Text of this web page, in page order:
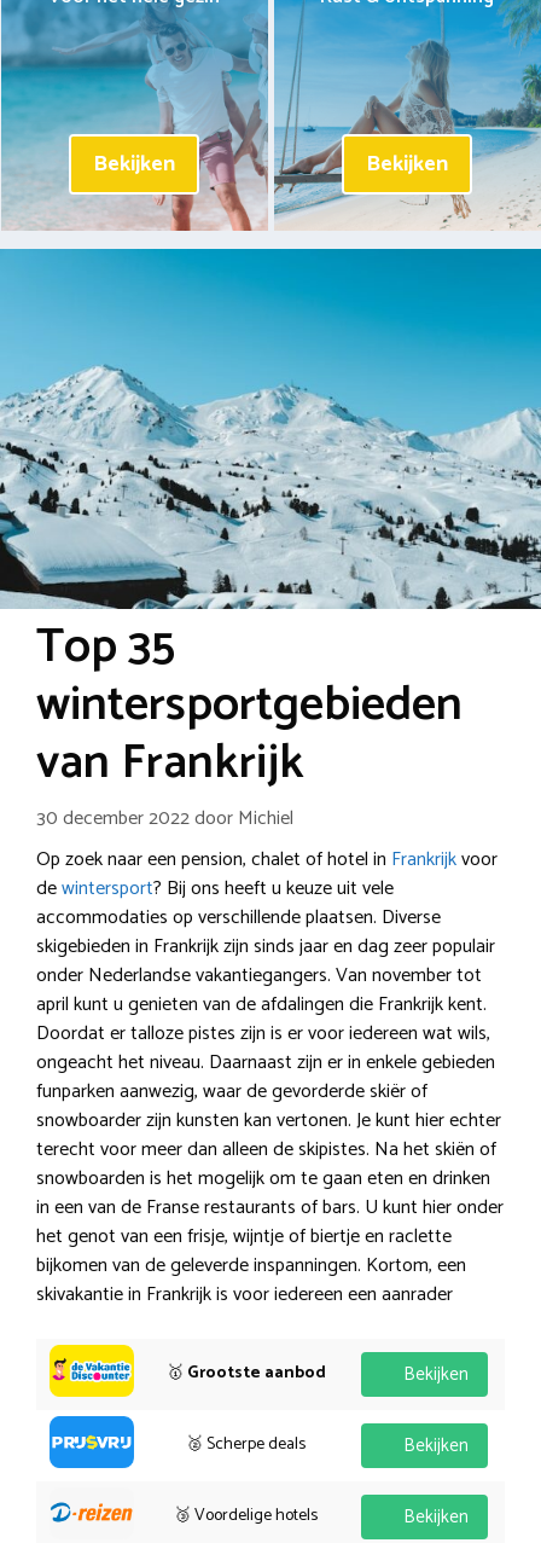
Bekijken Bekijken
Top 35
wintersportgebieden
van Frankrijk
30 december 2022doorMichiel
Op zoek naar een pension, chalet of hotel in Frankrijkvoor
dewintersport? Bij ons heeft u keuze uit vele
accommodaties op verschillende plaatsen. Diverse
skigebieden in Frankrijk zijn sinds jaar en dag zeer populair
onder Nederlandse vakantiegangers. Van november tot
april kunt u genieten van de afdalingen die Frankrijk kent.
Doordat er talloze pistes zijn is er voor iedereen wat wils,
ongeacht het niveau. Daarnaast zijn er in enkele gebieden
funparken aanwezig, waar de gevorderde skiër of
snowboarder zijn kunsten kan vertonen. Je kunt hier echter
terecht voor meer dan alleen de skipistes. Na het skiën of
snowboarden is het mogelijk om te gaan eten en drinken
in een van de Franse restaurants of bars. U kunt hier onder
het genot van een frisje, wijntje of biertje en raclette
bijkomen van de geleverde inspanningen. Kortom, een
skivakantie in Frankrijk is voor iedereen een aanrader
🥇 Grootste aanbod Bekijken
🥈 Scherpe deals Bekijken
🥉 Voordelige hotels Bekijken